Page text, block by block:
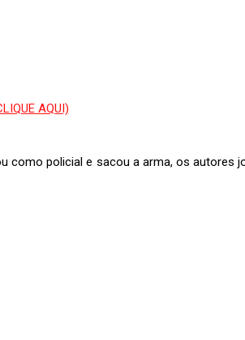
como policial e sacou a arma, os autores